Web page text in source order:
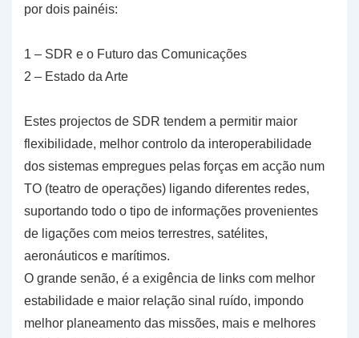
por dois painéis:
1 – SDR e o Futuro das Comunicações
2 – Estado da Arte
Estes projectos de SDR tendem a permitir maior
flexibilidade, melhor controlo da interoperabilidade
dos sistemas empregues pelas forças em acção num
TO (teatro de operações) ligando diferentes redes,
suportando todo o tipo de informações provenientes
de ligações com meios terrestres, satélites,
aeronáuticos e marítimos.
O grande senão, é a exigência de links com melhor
estabilidade e maior relação sinal ruído, impondo
melhor planeamento das missões, mais e melhores